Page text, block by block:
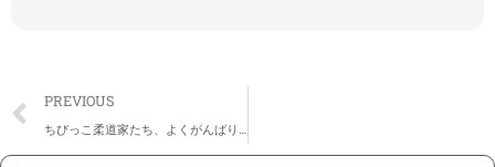
Prev
PREVIOUS